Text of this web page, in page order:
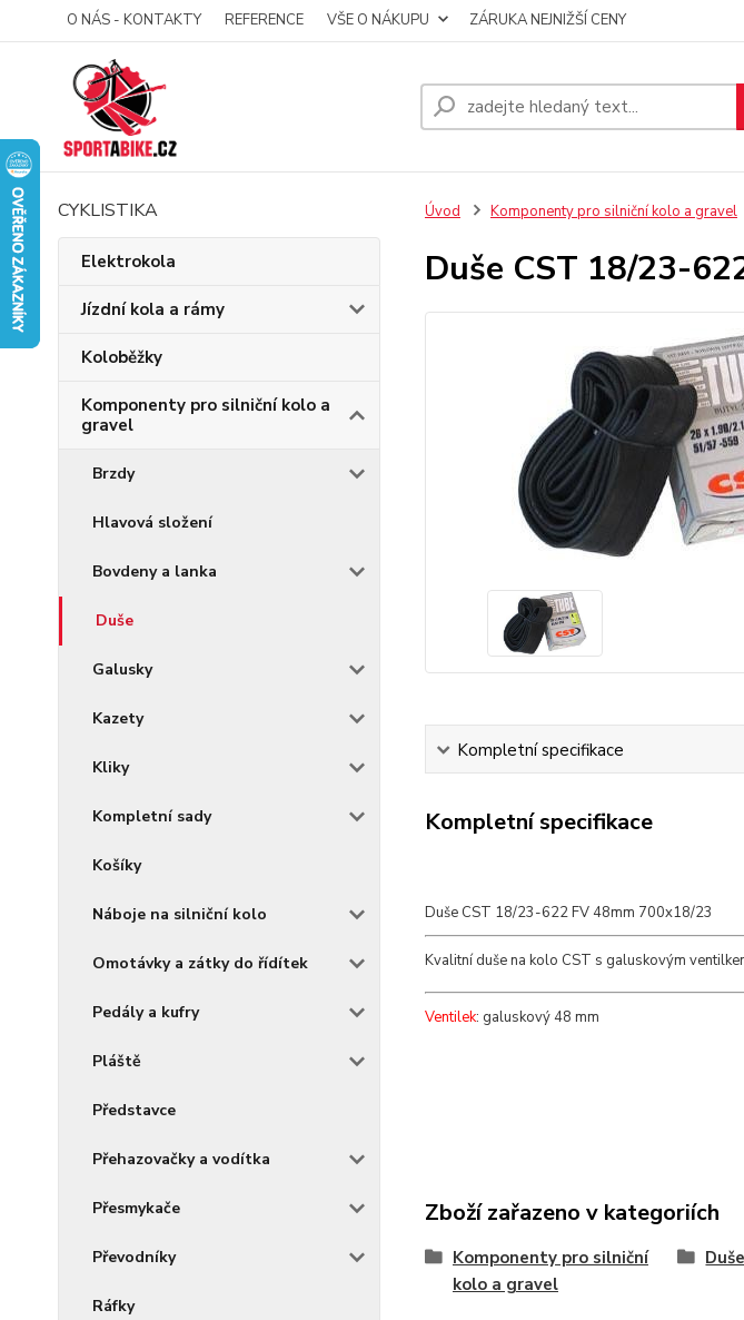
O NÁS - KONTAKTY REFERENCE VŠE O NÁKUPU ZÁRUKA NEJNIŽŠÍ CENY
CYKLISTIKA
Elektrokola
Jízdní kola a rámy
Koloběžky
Komponenty pro silniční kolo a
gravel
Brzdy
Hlavová složení
Bovdeny a lanka
Duše
Galusky
Kazety
Kliky
Kompletní sady
Košíky
Náboje na silniční kolo
Omotávky a zátky do řídítek
Pedály a kufry
Pláště
Představce
Přehazovačky a vodítka
Přesmykače
Převodníky
Ráfky
Úvod Komponenty pro silniční kolo a gravel
Duše CST 18/23-
Kompletní specifikace
Kompletní specifikace
Duše CST 18/23-622 FV 48mm 700x18/23
Kvalitní duše na kolo CST s galuskovým
Ventilek: galuskový 48 mm
Zboží zařazeno v kategoriích
Komponenty pro silniční
kolo a gravel
Duše